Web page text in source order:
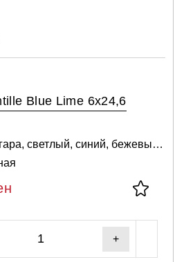
Blue Lime 6x24,6
медовый, ниагара, светлый, синий, бежевый, белый, голубой
+